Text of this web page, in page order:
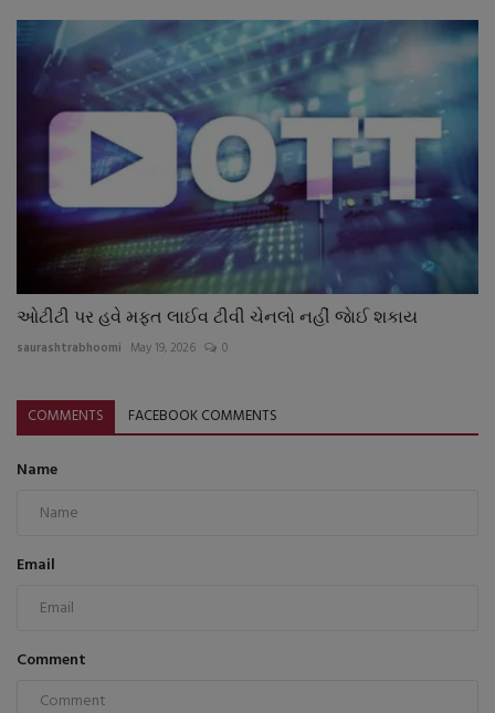
ઓટીટી પર હવે મફત લાઈવ ટીવી ચેનલો નહીં જાેઈ શકાય
saurashtrabhoomi May 19, 2026 0
COMMENTS FACEBOOK COMMENTS
Name
Email
Comment